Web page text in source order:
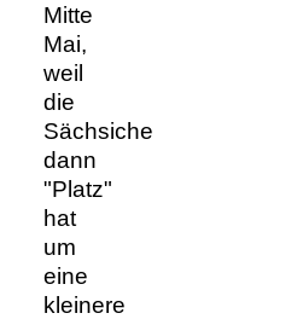
Mitte
Mai,
weil
die
Sächsiche
dann
"Platz"
hat
um
eine
kleinere